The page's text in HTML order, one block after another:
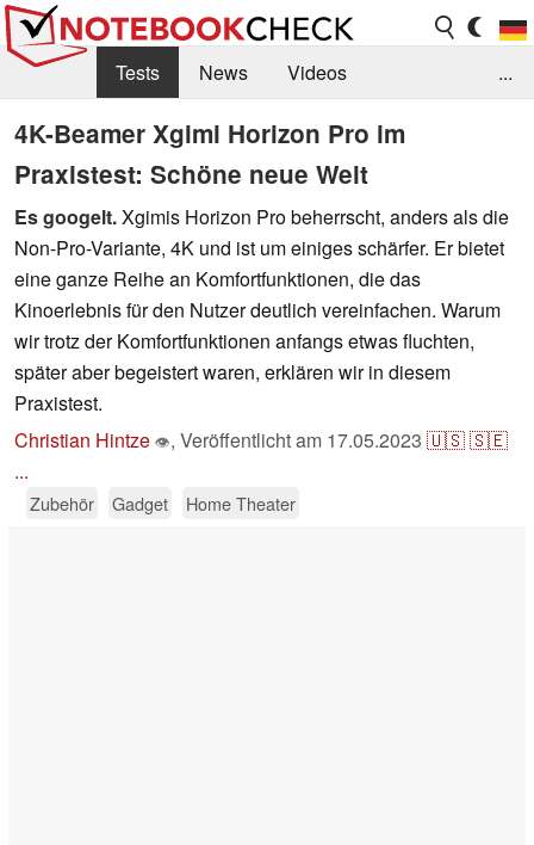
Tests News
Videos
Benchmarks & Tech
Externe Tests
Kaufberatung
Deals Suche
Jobs
Forum
...
4K-Beamer Xgimi Horizon Pro im
Praxistest: Schöne neue Welt
Es googelt.Xgimis Horizon Pro beherrscht, anders als die
Non-Pro-Variante, 4K und ist um einiges schärfer. Er bietet
eine ganze Reihe an Komfortfunktionen, die das
Kinoerlebnis für den Nutzer deutlich vereinfachen. Warum
wir trotz der Komfortfunktionen anfangs etwas fluchten,
später aber begeistert waren, erklären wir in diesem
Praxistest.
Christian Hintze 👁, Veröffentlicht am 17.05.2023 🇺🇸🇸🇪
...
Zubehör Gadget Home Theater